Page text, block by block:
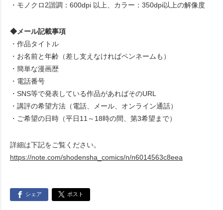
・モノクロ2諧調：600dpi 以上、カラー：350dpi以上の解像度
◆メール記載事項
・作品タイトル
・お名前と年齢（差し支えなければペンネームも）
・簡単な漫画歴
・電話番号
・SNS等で発表している作品があればそのURL
・講評の希望方法（電話、メール、オンライン通話）
・ご希望の日時（平日11～18時の間、第3希望まで）
詳細は下記をご覧ください。
https://note.com/shodensha_comics/n/n6014563c8eea
シェア ポスト